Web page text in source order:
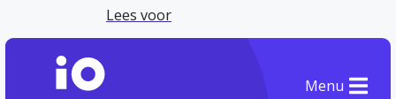
Lees voor
Menu